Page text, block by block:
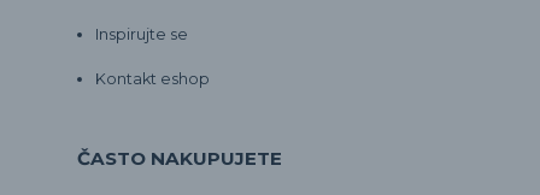
Inspirujte se
Kontakt eshop
ČASTO NAKUPUJETE